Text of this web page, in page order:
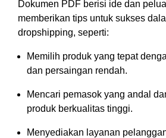
Dokumen PDF berisi ide dan
memberikan tips untuk sukses
dropshipping, seperti:
Memilih produk yang tepat
dan persaingan rendah.
Mencari pemasok yang andal
produk berkualitas tinggi.
Menyediakan layanan